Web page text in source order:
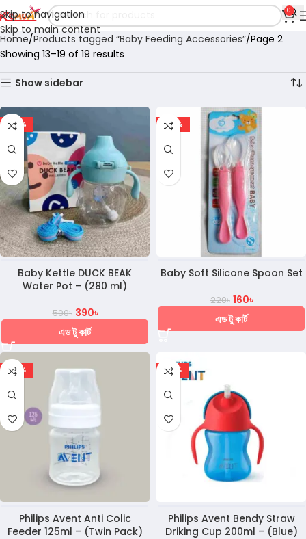
Skip to navigation
Skip to main content
0
Home Products tagged “Baby Feeding Accessories” Page 2
Showing 13–19 of 19 results
Show sidebar
-22%
Baby Kettle DUCK BEAK
Water Pot – (280 ml)
500৳ 390৳
এড টু কার্ট
-27%
Baby Soft Silicone Spoon Set
220৳ 160৳
এড টু কার্ট
-22%
Philips Avent Anti Colic
Feeder 125ml – (Twin Pack)
-30%
Philips Avent Bendy Straw
Driking Cup 200ml – (Blue)